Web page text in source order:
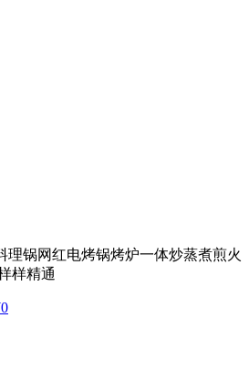
理锅网红电烤锅烤炉一体炒蒸煮煎火
样精通